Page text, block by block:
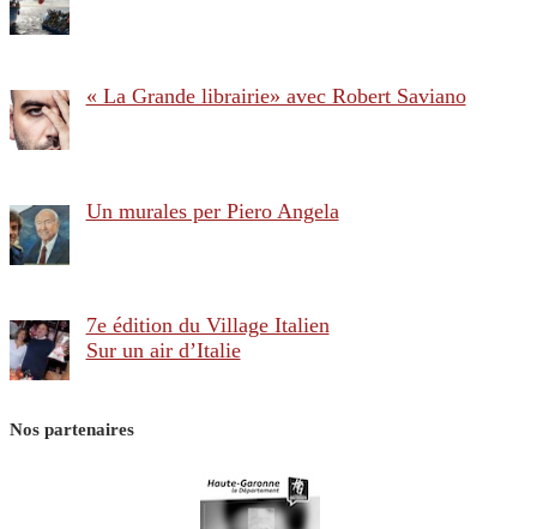
« La Grande librairie» avec Robert Saviano
Un murales per Piero Angela
7e édition du Village Italien
Sur un air d’Italie
Nos partenaires